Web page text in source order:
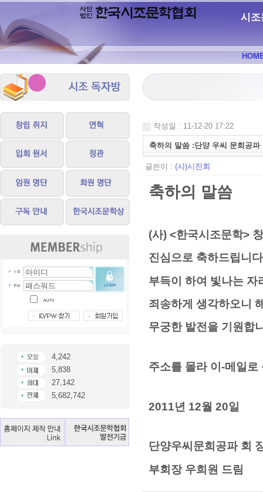
시조
4,242
5,838
27,142
5,682,742
작성일 : 11-12-20 17:22
축하의 말씀 :단양 우씨 문희공파
글쓴이 : (사)시진회
축하의 말씀
(사) <한국시조문학>
진심으로 축하드립니
부득이 하여 빛나는 자
죄송하게 생각하오니
무궁한 발전을 기원합
주소를 몰라 이-메일로
2011년 12월 20일
단양우씨문희공파 회
부회장 우희원 드림